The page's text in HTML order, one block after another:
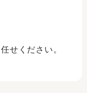
せください。